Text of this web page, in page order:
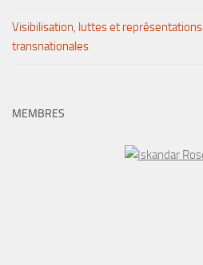
Visibilisation, luttes et
transnationales
MEMBRES